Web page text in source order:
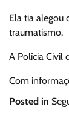
Ela tia alegou
traumatismo.
A Polícia Civil
Com
Posted in